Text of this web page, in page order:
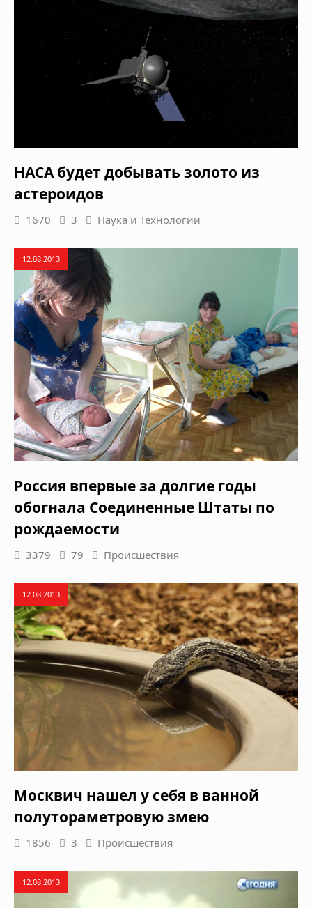
НАСА будет добывать золото из
астероидов
1670 3 Наука и Технологии
12.08.2013
Россия впервые за долгие годы
обогнала Соединенные Штаты по
рождаемости
3379 79 Происшествия
12.08.2013
Москвич нашел у себя в ванной
полутораметровую змею
1856 3 Происшествия
12.08.2013